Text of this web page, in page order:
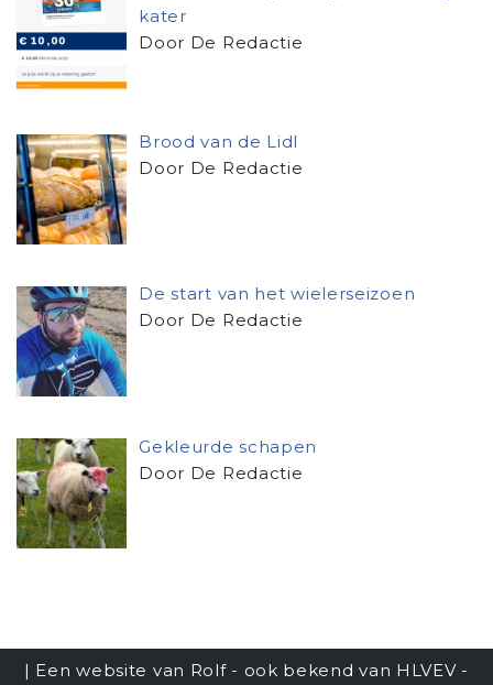
kater
Door De Redactie
Brood van de Lidl
Door De Redactie
De start van het wielerseizoen
Door De Redactie
Gekleurde schapen
Door De Redactie
| Een website van Rolf - ook bekend van HLVEV -